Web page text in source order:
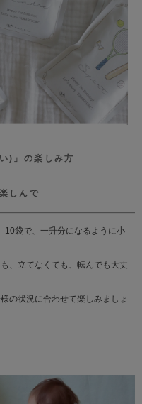
)」の楽しみ方
しんで
10袋で、一升分になるように小
、立てなくても、転んでも大丈
の状況に合わせて楽しみましょ